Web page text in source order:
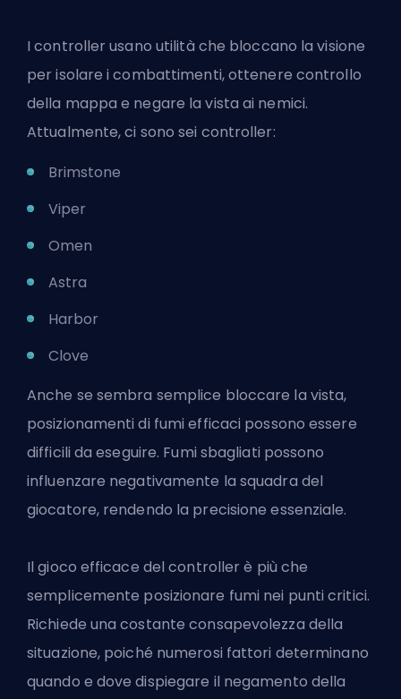
I controller usano utilità che bloccano la visione
per isolare i combattimenti, ottenere controllo
della mappa e negare la vista ai nemici.
Attualmente, ci sono sei controller:
Brimstone
Viper
Omen
Astra
Harbor
Clove
Anche se sembra semplice bloccare la vista,
posizionamenti di fumi efficaci possono essere
difficili da eseguire. Fumi sbagliati possono
influenzare negativamente la squadra del
giocatore, rendendo la precisione essenziale.
Il gioco efficace del controller è più che
semplicemente posizionare fumi nei punti critici.
Richiede una costante consapevolezza della
situazione, poiché numerosi fattori determinano
quando e dove dispiegare il negamento della